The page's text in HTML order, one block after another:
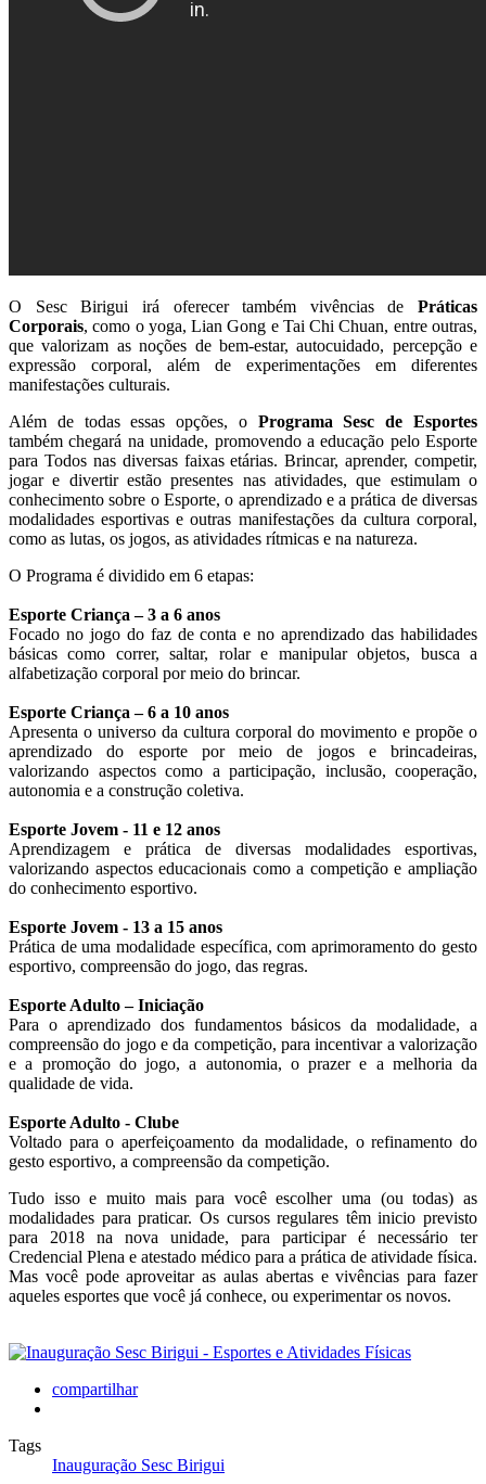
O Sesc Birigui irá oferecer também vivências de Práticas
Corporais, como o yoga, Lian Gong e Tai Chi Chuan, entre outras,
que valorizam as noções de bem-estar, autocuidado, percepção e
expressão corporal, além de experimentações em diferentes
manifestações culturais.
Além de todas essas opções, o Programa Sesc de Esportes
também chegará na unidade, promovendo a educação pelo Esporte
para Todos nas diversas faixas etárias. Brincar, aprender, competir,
jogar e divertir estão presentes nas atividades, que estimulam o
conhecimento sobre o Esporte, o aprendizado e a prática de diversas
modalidades esportivas e outras manifestações da cultura corporal,
como as lutas, os jogos, as atividades rítmicas e na natureza.
O Programa é dividido em 6 etapas:
Esporte Criança – 3 a 6 anos
Focado no jogo do faz de conta e no aprendizado das habilidades
básicas como correr, saltar, rolar e manipular objetos, busca a
alfabetização corporal por meio do brincar.
Esporte Criança – 6 a 10 anos
Apresenta o universo da cultura corporal do movimento e propõe o
aprendizado do esporte por meio de jogos e brincadeiras,
valorizando aspectos como a participação, inclusão, cooperação,
autonomia e a construção coletiva.
Esporte Jovem - 11 e 12 anos
Aprendizagem e prática de diversas modalidades esportivas,
valorizando aspectos educacionais como a competição e ampliação
do conhecimento esportivo.
Esporte Jovem - 13 a 15 anos
Prática de uma modalidade específica, com aprimoramento do gesto
esportivo, compreensão do jogo, das regras.
Esporte Adulto – Iniciação
Para o aprendizado dos fundamentos básicos da modalidade, a
compreensão do jogo e da competição, para incentivar a valorização
e a promoção do jogo, a autonomia, o prazer e a melhoria da
qualidade de vida.
Esporte Adulto - Clube
Voltado para o aperfeiçoamento da modalidade, o refinamento do
gesto esportivo, a compreensão da competição.
Tudo isso e muito mais para você escolher uma (ou todas) as
modalidades para praticar. Os cursos regulares têm inicio previsto
para 2018 na nova unidade, para participar é necessário ter
Credencial Plena e atestado médico para a prática de atividade física.
Mas você pode aproveitar as aulas abertas e vivências para fazer
aqueles esportes que você já conhece, ou experimentar os novos.
compartilhar
Tags
Inauguração Sesc Birigui